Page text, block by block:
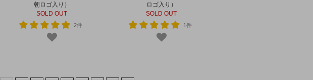
朝ロゴ入り）
SOLD OUT
2件
ロゴ入り）
SOLD OUT
1件